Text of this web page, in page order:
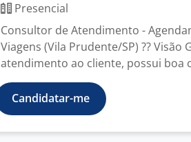
Presencial
Consultor de Atendimento -
Viagens (Vila Prudente/SP) ?? Visão
atendimento ao cliente, possui boa
Candidatar-me